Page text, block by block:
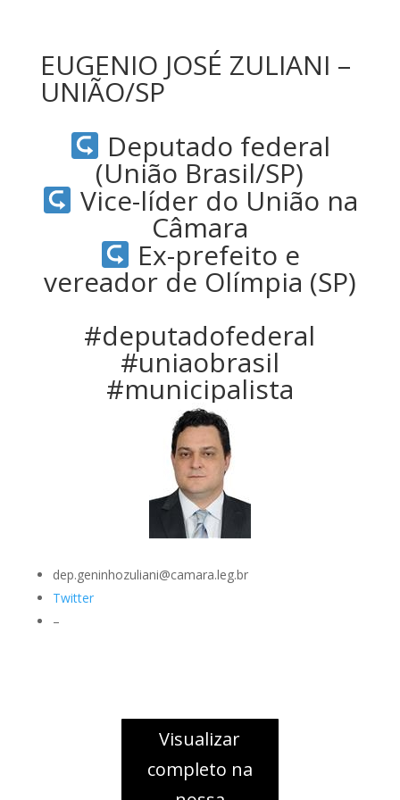
EUGENIO JOSÉ ZULIANI –
UNIÃO/SP
Deputado federal
(União Brasil/SP)
Vice-líder do União na
Câmara
Ex-prefeito e
vereador de Olímpia (SP)
#deputadofederal
#uniaobrasil
#municipalista
dep.geninhozuliani@camara.leg.br
Twitter
–
Visualizar
completo na